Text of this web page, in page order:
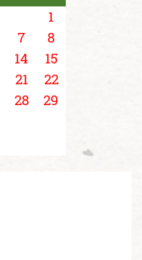
1
7
8
14
15
21
22
28
29